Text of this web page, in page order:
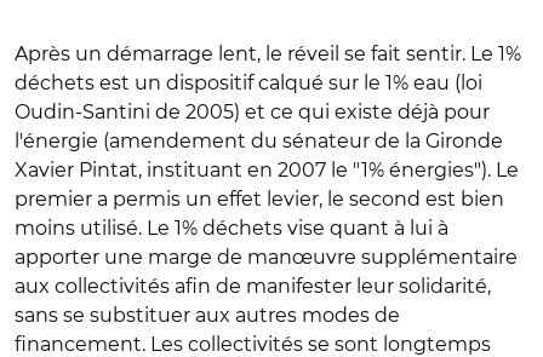
Après un démarrage lent, le réveil se fait sentir. Le 1%
déchets est un dispositif calqué sur le 1% eau (loi
Oudin-Santini de 2005) et ce qui existe déjà pour
l'énergie (amendement du sénateur de la Gironde
Xavier Pintat, instituant en 2007 le "1% énergies"). Le
premier a permis un effet levier, le second est bien
moins utilisé. Le 1% déchets vise quant à lui à
apporter une marge de manœuvre supplémentaire
aux collectivités afin de manifester leur solidarité,
sans se substituer aux autres modes de
financement. Les collectivités se sont longtemps